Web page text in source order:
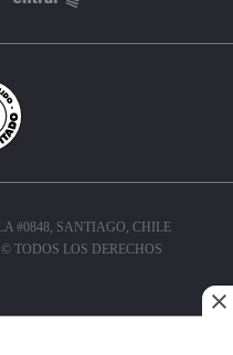
#0848, SANTIAGO, CHILE
TODOS LOS DERECHOS